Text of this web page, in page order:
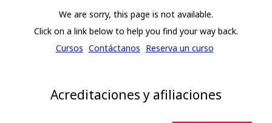
We are sorry, this page is not available.
Click on a link below to help you find your way back.
Cursos Contáctanos Reserva un curso
Acreditaciones y afiliaciones